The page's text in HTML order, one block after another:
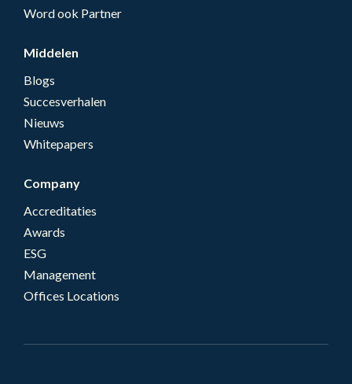
Word ook Partner
Middelen
Blogs
Succesverhalen
Nieuws
Whitepapers
Company
Accreditaties
Awards
ESG
Management
Offices Locations